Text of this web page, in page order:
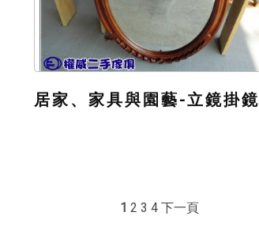
居家、家具與園藝-立鏡掛鏡
1 2 3 4 下一頁